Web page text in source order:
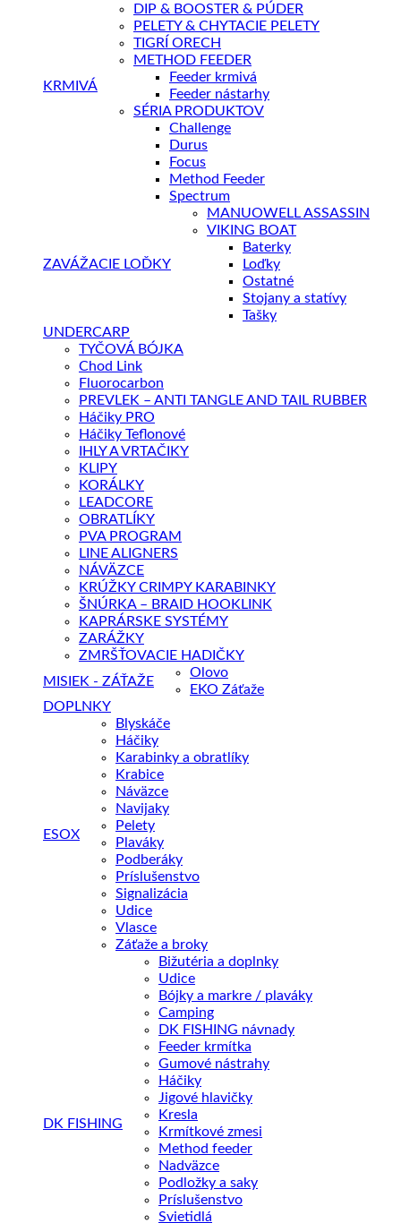
KRMIVÁ
DIP & BOOSTER & PÚDER
PELETY & CHYTACIE PELETY
TIGRÍ ORECH
METHOD FEEDER
Feeder krmivá
Feeder nástarhy
SÉRIA PRODUKTOV
Challenge
Durus
Focus
Method Feeder
Spectrum
ZAVÁŽACIE LOĎKY
MANUOWELL ASSASSIN
VIKING BOAT
Baterky
Loďky
Ostatné
Stojany a statívy
Tašky
UNDERCARP
TYČOVÁ BÓJKA
Chod Link
Fluorocarbon
PREVLEK – ANTI TANGLE AND TAIL RUBBER
Háčiky PRO
Háčiky Teflonové
IHLY A VRTAČIKY
KLIPY
KORÁLKY
LEADCORE
OBRATLÍKY
PVA PROGRAM
LINE ALIGNERS
NÁVÄZCE
KRÚŽKY CRIMPY KARABINKY
ŠNÚRKA – BRAID HOOKLINK
KAPRÁRSKE SYSTÉMY
ZARÁŽKY
ZMRŠŤOVACIE HADIČKY
MISIEK - ZÁŤAŽE
Olovo
EKO Záťaže
DOPLNKY
ESOX
Blyskáče
Háčiky
Karabinky a obratlíky
Krabice
Náväzce
Navijaky
Pelety
Plaváky
Podberáky
Príslušenstvo
Signalizácia
Udice
Vlasce
Záťaže a broky
DK FISHING
Bižutéria a doplnky
Udice
Bójky a markre / plaváky
Camping
DK FISHING návnady
Feeder krmítka
Gumové nástrahy
Háčiky
Jigové hlavičky
Kresla
Krmítkové zmesi
Method feeder
Nadväzce
Podložky a saky
Príslušenstvo
Svietidlá